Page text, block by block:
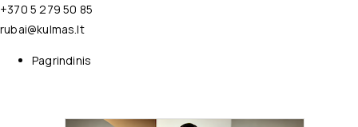
+370 5 279 50 85
rubai@kulmas.lt
Pagrindinis